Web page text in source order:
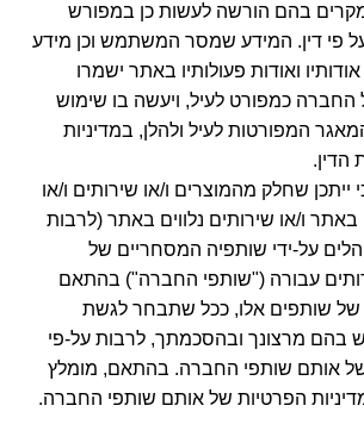
בהם הורשה לעשות כן במפורש
פי דין. המידע שמסר המשתמש וכן מידע
ואודות פעולותיו באתר ישמרו
כמפורט לעיל, ויעשה בו שימוש
המפורטות לעיל ולהלן, במדיניות
הדין.
ייתכן שחלק מהמוצרים ו/או שירותים ו/או
ו/או שירותים נלווים באתר (לרבות
על-ידי שותפיה המסחריים של
עבורה ("שותפי החברה") בהתאם
של שותפים אלו, ככל שתבחר לגשת
בהם מרצונך ובהסכמתך, לרבות על-פי
של אותם שותפי החברה. בהתאם, מומלץ
הפרטיות של אותם שותפי החברה.